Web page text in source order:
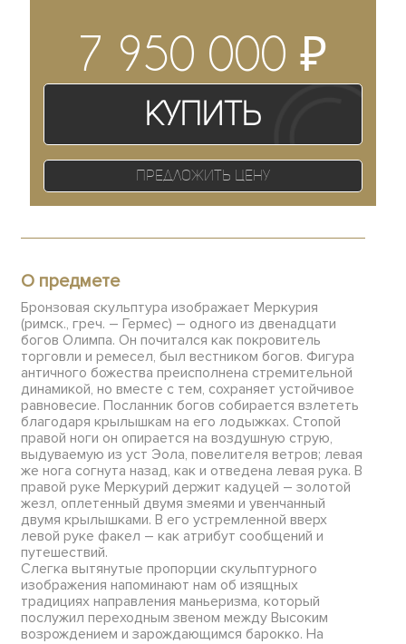
7 950 000₽
Купить
Предложить цену
О предмете
Бронзовая скульптура изображает Меркурия
(римск., греч. – Гермес) – одного из двенадцати
богов Олимпа. Он почитался как покровитель
торговли и ремесел, был вестником богов. Фигура
античного божества преисполнена стремительной
динамикой, но вместе с тем, сохраняет устойчивое
равновесие. Посланник богов собирается взлететь
благодаря крылышкам на его лодыжках. Стопой
правой ноги он опирается на воздушную струю,
выдуваемую из уст Эола, повелителя ветров; левая
же нога согнута назад, как и отведена левая рука. В
правой руке Меркурий держит кадуцей – золотой
жезл, оплетенный двумя змеями и увенчанный
двумя крылышками. В его устремленной вверх
левой руке факел – как атрибут сообщений и
путешествий.
Слегка вытянутые пропорции скульптурного
изображения напоминают нам об изящных
традициях направления маньеризма, который
послужил переходным звеном между Высоким
возрождением и зарождающимся барокко. На